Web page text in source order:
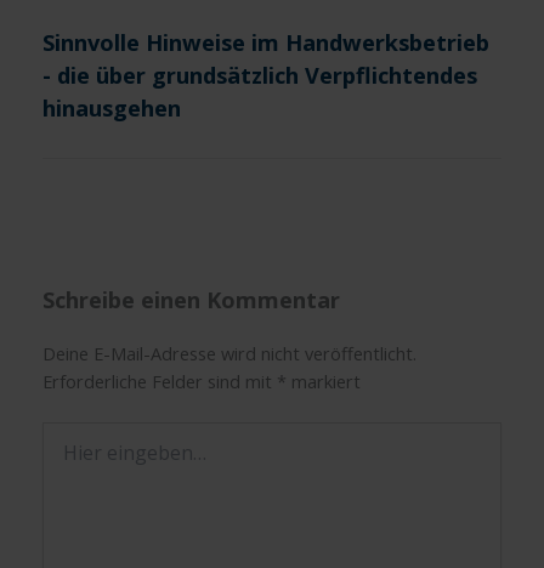
Sinnvolle Hinweise im Handwerksbetrieb
- die über grundsätzlich Verpflichtendes
hinausgehen
Schreibe einen Kommentar
Deine E-Mail-Adresse wird nicht veröffentlicht.
Erforderliche Felder sind mit * markiert
eingeben…